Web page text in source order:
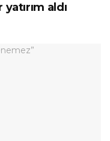
aldı